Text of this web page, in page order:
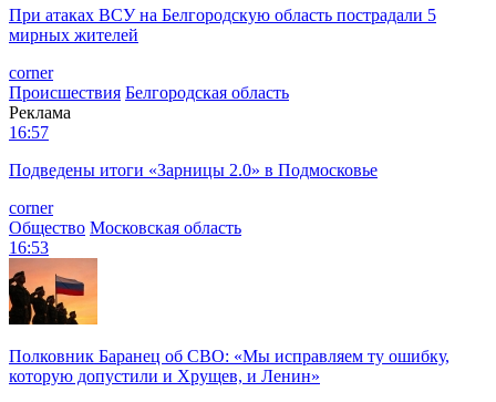
При атаках ВСУ на Белгородскую область пострадали 5
мирных жителей
corner
Происшествия Белгородская область
Реклама
16:57
Подведены итоги «Зарницы 2.0» в Подмосковье
corner
Общество Московская область
16:53
Полковник Баранец об СВО: «Мы исправляем ту ошибку,
которую допустили и Хрущев, и Ленин»